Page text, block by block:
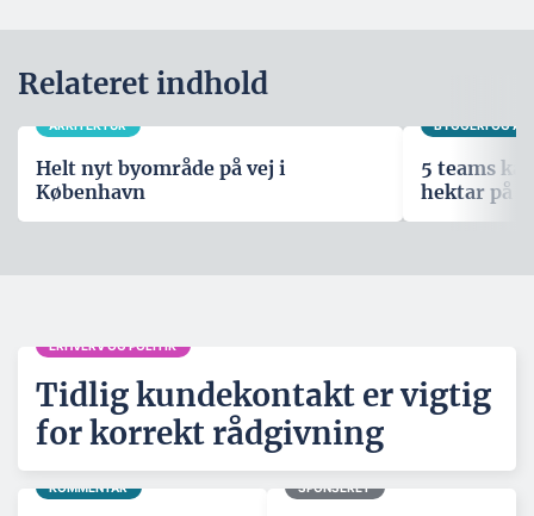
Relateret indhold
ARKITEKTUR
Helt nyt byområde på vej i
København
BYGGERI OG
5 teams
hektar på
ERHVERV OG POLITIK
Tidlig kundekontakt er vigtig
for korrekt rådgivning
KOMMENTAR SPONSERET